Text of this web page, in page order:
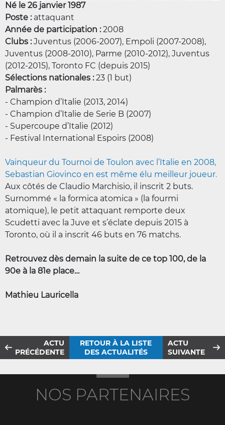
Né le 26 janvier 1987
Poste :attaquant
Année de participation :2008
Clubs :Juventus (2006-2007), Empoli (2007-2008),
Juventus (2008-2010), Parme (2010-2012), Juventus
(2012-2015), Toronto FC (depuis 2015)
Sélections nationales :23 (1 but)
Palmarès :
- Champion d’Italie (2013, 2014)
- Champion d’Italie de Serie B (2007)
- Supercoupe d’Italie (2012)
- Festival International Espoirs (2008)
Vainqueur du Tournoi de Toulon avec l’Italie en 2008,
Sebastian Giovinco en est même élu meilleur joueur.
Aux côtés de Claudio Marchisio, il inscrit 2 buts.
Surnommé « la formica atomica » (la fourmi
atomique), le petit attaquant remporte deux
Scudetti avec la Juve et s’éclate depuis 2015 à
Toronto, où il a inscrit 46 buts en 76 matchs.
Retrouvez dès demain la suite de ce top 100, de la
90e à la 81e place…
Mathieu Lauricella
ACTU
PRÉCÉDENTE
RETOUR À LA LISTE
DES ACTUALITÉS
ACTU
SUIVANTE
NOS PARTENAIRES